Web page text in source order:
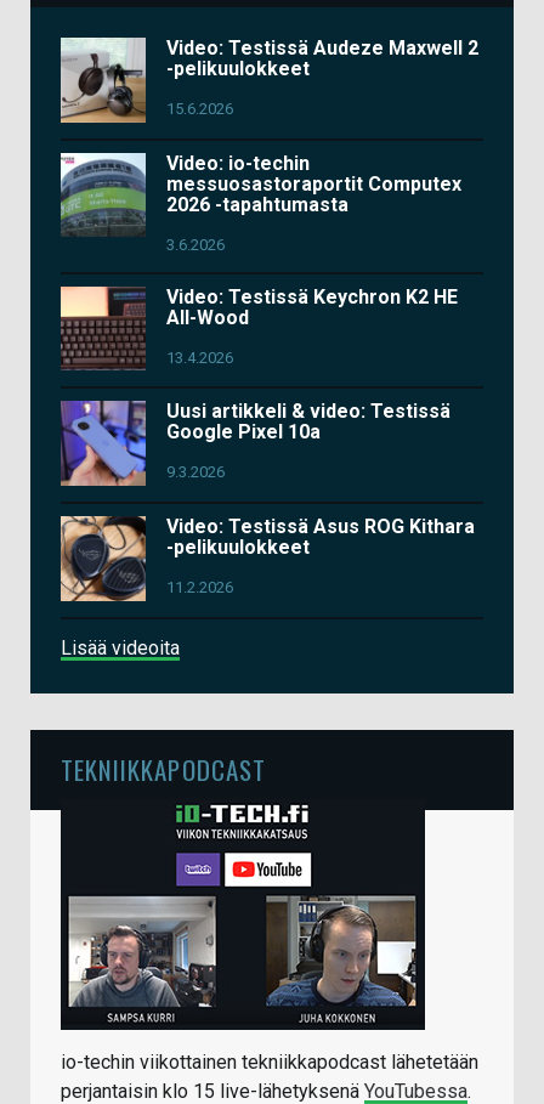
Video: Testissä Audeze Maxwell 2
-pelikuulokkeet
15.6.2026
Video: io-techin
messuosastoraportit Computex
2026 -tapahtumasta
3.6.2026
Video: Testissä Keychron K2 HE
All-Wood
13.4.2026
Uusi artikkeli & video: Testissä
Google Pixel 10a
9.3.2026
Video: Testissä Asus ROG Kithara
-pelikuulokkeet
11.2.2026
Lisää videoita
TEKNIIKKAPODCAST
io-techin viikottainen tekniikkapodcast lähetetään
perjantaisin klo 15 live-lähetyksenä YouTubessa.